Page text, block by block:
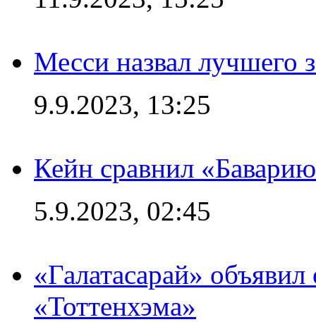
Месси назвал лучшего
9.9.2023, 13:25
Кейн сравнил
5.9.2023, 02:45
«Галатасарай»
«Тоттенхэма»